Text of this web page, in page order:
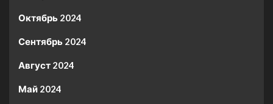
Октябрь 2024
Сентябрь 2024
Август 2024
Май 2024